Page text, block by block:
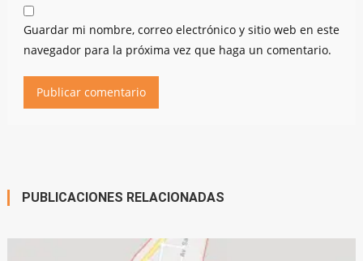
Guardar mi nombre, correo electrónico y sitio web en este
navegador para la próxima vez que haga un comentario.
PUBLICACIONES RELACIONADAS